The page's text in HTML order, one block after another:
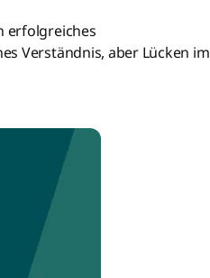
erfolgreiches
Verständnis, aber Lücken im